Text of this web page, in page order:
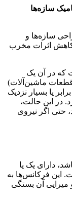
سازه‌ها
سازه‌ها و
کاهش اثرات مخرب
که در آن یک
قطعات ماشین‌آلات)
یا بسیار نزدیک
در این حالت،
حتی اگر نیروی
دارای یک یا
این فرکانس‌ها به
آن بستگی